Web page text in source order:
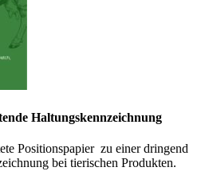
Haltungskennzeichnung
Positionspapier zu einer dringend
bei tierischen Produkten.